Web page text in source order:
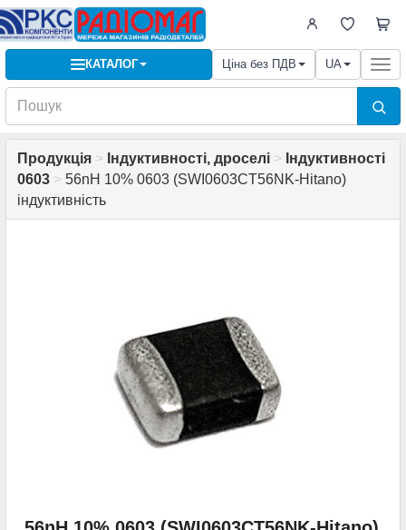
КАТАЛОГ Ціна без ПДВ UA
Продукція > Індуктивності, дроселі > Індуктивності
0603 > 56nH 10% 0603 (SWI0603CT56NK-Hitano)
індуктивність